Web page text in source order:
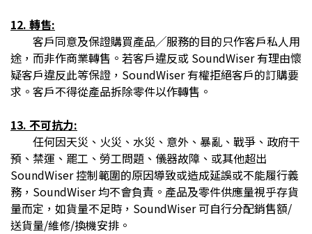
12. 轉售:
客戶同意及保證購買產品╱服務的目的只作客戶私人用
途，而非作商業轉售。若客戶違反或 SoundWiser 有理由懷
疑客戶違反此等保證，SoundWiser 有權拒絕客戶的訂購要
求。客戶不得從產品拆除零件以作轉售。
13. 不可抗力:
任何因天災、火災、水災、意外、暴亂、戰爭、政府干
預、禁運、罷工、勞工問題、儀器故障、或其他超出
SoundWiser 控制範圍的原因導致或造成延誤或不能履行義
務，SoundWiser 均不會負責。產品及零件供應量視乎存貨
量而定，如貨量不足時，SoundWiser 可自行分配銷售額/
送貨量/維修/換機安排。